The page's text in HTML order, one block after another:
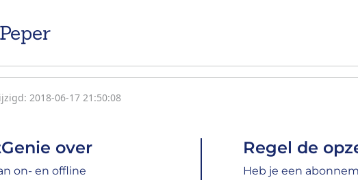
2018-06-17 21:50:08
over
on- en offline
Regel de
Heb je een